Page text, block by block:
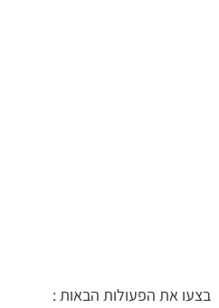
בצעו את הפעולות הבאות :